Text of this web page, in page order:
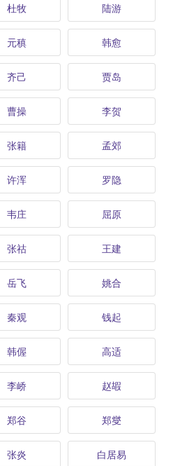
杜牧 陆游
元稹 韩愈
齐己 贾岛
曹操 李贺
张籍 孟郊
许浑 罗隐
韦庄 屈原
张祜 王建
岳飞 姚合
秦观 钱起
韩偓 高适
李峤 赵嘏
郑谷 郑燮
张炎 白居易